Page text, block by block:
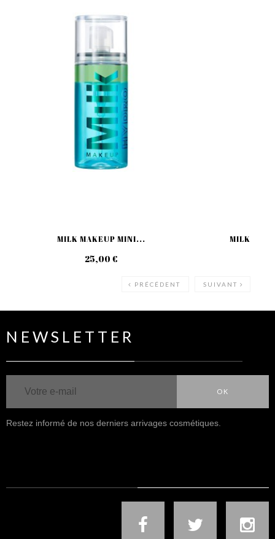
MILK MAKEUP MINI...
25,00 €
MILK
PRÉCÉDENT SUIVANT
NEWSLETTER
OK
Restez informé de nos derniers arrivages cosmétiques.